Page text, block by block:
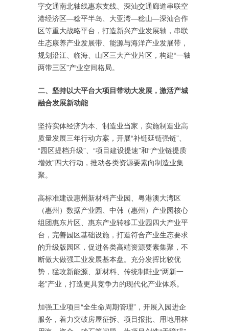
字交通南北轴线惠东支线、深汕交通廊道串联空
港经济区—稔平半岛、大亚湾—稔山—深汕合作
区等重大战略平台，打造新兴产业发展轴，串联
生态康养产业发展带、能源与海洋产业发展带，
规划沿江、临海、山区三大产业片区，构建“一轴
两带三区”产业空间格局。
二、坚持以大平台大项目带动大发展，激活产城
融合发展新动能
坚持实体经济为本、制造业当家，实施制造业高
质量发展三年行动方案，开展“补链延链强链”、
“园区提档升级”、“项目建设提速”和“产业链提质
增效”四大行动，推动各类资源要素向制造业集
聚。
高标准建设惠州新材料产业园、粤港澳大湾区
（惠州）数据产业园、中韩（惠州）产业园核心
组团惠东片区、惠东产业转移工业园四大产业平
台，完善园区基础设施，打造符合产业生态要求
的升级版园区，促进各类高端资源要素集聚，不
断做大做强工业发展基本盘。充分发挥比较优
势，猛攻新能源、新材料、传统制鞋业“两新一
老”产业，打造更具竞争力的现代化产业体系。
加强工业项目“全生命周期管理”，开展入园进企
服务，着力突破房屋征拆、项目报批、用地用林